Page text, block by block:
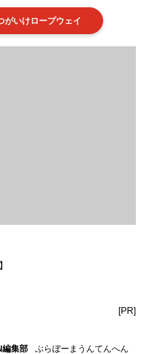
いけロープウェイ
[PR]
編集部
ぶらぼーまうんてんへん